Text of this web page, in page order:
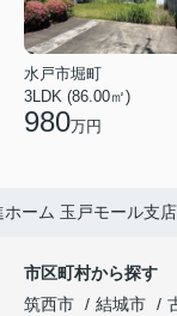
水戸市堀町
3LDK (86.00㎡)
980万円
ーム 玉戸モール支店
市区町村から探す
筑西市
結城市